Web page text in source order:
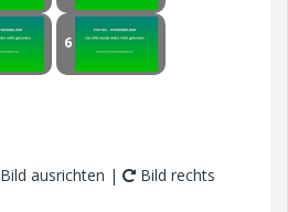
6
Bild ausrichten |
Bild rechts